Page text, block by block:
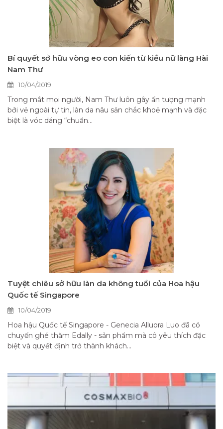
Bí quyết sở hữu vòng eo con kiến từ kiều nữ làng Hài
Nam Thư
10/04/2019
Trong mắt mọi người, Nam Thư luôn gây ấn tượng mạnh
bởi vẻ ngoài tự tin, làn da nâu săn chắc khoẻ mạnh và đặc
biệt là vóc dáng “chuẩn...
Tuyệt chiêu sở hữu làn da không tuổi của Hoa hậu
Quốc tế Singapore
10/04/2019
Hoa hậu Quốc tế Singapore - Genecia Alluora Luo đã có
chuyến ghé thăm Edally - sản phẩm mà cô yêu thích đặc
biệt và quyết định trở thành khách...